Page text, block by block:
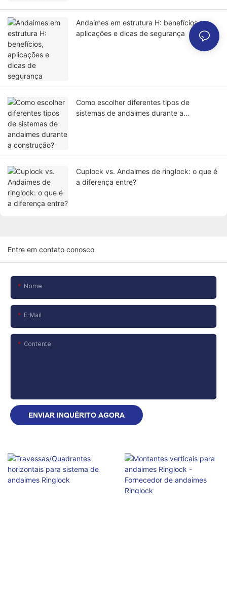
Andaimes em estrutura H: benefícios,
aplicações e dicas de segurança
Como escolher diferentes tipos de
sistemas de andaimes durante a
Cuplock vs. Andaimes de ringlock: o que é
a diferença entre?
Entre em contato conosco
Nome
E-Mail
Contente
ENVIAR INQUÉRITO AGORA